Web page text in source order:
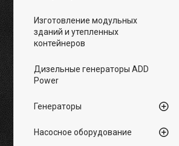
Изготовление модульных
зданий и утепленных
контейнеров
Дизельные генераторы ADD
Power
Генераторы
Насосное оборудование